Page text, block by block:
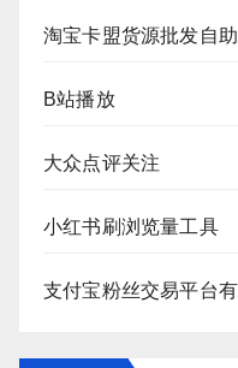
淘宝卡盟货源批发自
B站播放
大众点评关注
小红书刷浏览量工具
支付宝粉丝交易平台